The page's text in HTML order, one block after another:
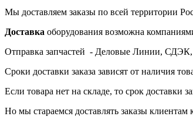
Мы доставляем заказы по всей территории
Доставка оборудования возможна
Отправка запчастей - Деловые Линии, СДЭК,
Сроки доставки заказа зависят от наличия
Если товара нет на складе, то срок доставки
Но мы стараемся доставлять заказы